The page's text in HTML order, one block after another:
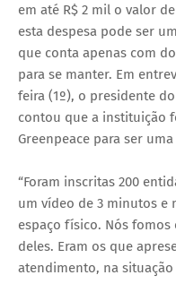
em até R$ 2 mil o valor
esta despesa pode ser
que conta apenas com
para se manter. Em
feira (1º), o presidente
contou que a instituição
Greenpeace para ser
“Foram inscritas 200
um vídeo de 3 minutos e
espaço físico. Nós
deles. Eram os que
atendimento, na situação